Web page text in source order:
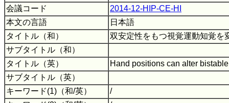
会議コード
2014-12-HIP-CE-HI
本文の言語
日本語
タイトル（和）
双安定性をもつ視覚運動知覚
サブタイトル（和）
タイトル（英）
Hand positions can alter
サブタイトル（英）
キーワード(1)（和/英）
/